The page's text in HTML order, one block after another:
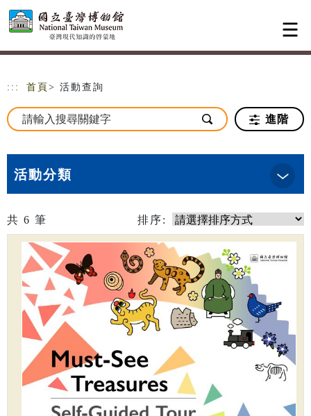
跳到主要內容
網站導覽
::: 首頁 > 活動查詢
進階
活動分類
共 6 筆 排序: